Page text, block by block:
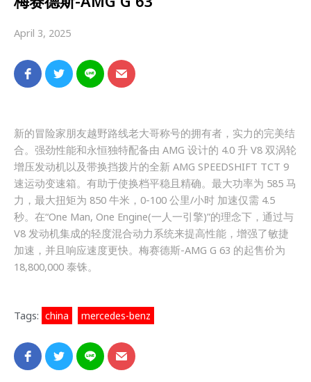
April 3, 2025
新的冒险家朋友越野路线老大哥称号的拥有者，实力的完美结
合。强劲性能和永恒独特配备由 AMG 设计的 4.0 升 V8 双涡轮
增压发动机以及带换挡拨片的全新 AMG SPEEDSHIFT TCT 9
速运动变速箱。有助于使换档平稳且精确。最大功率为 585 马
力，最大扭矩为 850 牛米，0-100 公里/小时 加速仅需 4.5
秒。在“One Man, One Engine(一人一引擎)”的理念下，通过与
V8 发动机集成的轻度混合动力系统来提高性能，增强了敏捷
加速，并且响应速度更快。梅赛德斯-AMG G 63 的起售价为
18,800,000 泰铢。
Tags: china mercedes-benz